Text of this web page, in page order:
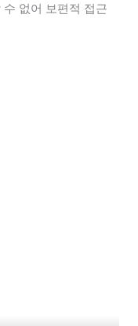
없어 보편적 접근